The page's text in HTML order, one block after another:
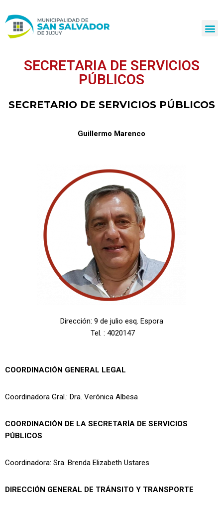
al
SECRETARIA DE SERVICIOS
PÚBLICOS
SECRETARIO DE SERVICIOS PÚBLICOS
Guillermo Marenco
Dirección: 9 de julio esq. Espora
Tel. : 4020147
COORDINACIÓN GENERAL LEGAL
Coordinadora Gral.: Dra. Verónica Albesa
COORDINACIÓN DE LA SECRETARÍA DE SERVICIOS
PÚBLICOS
Coordinadora: Sra. Brenda Elizabeth Ustares
DIRECCIÓN GENERAL DE TRÁNSITO Y TRANSPORTE